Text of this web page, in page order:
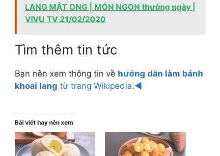
LANG MẬT ONG | MÓN NGON thường ngày |
VIVU TV 21/02/2020
Tìm thêm tin tức
Bạn nên xem thông tin về hướng dẫn làm bánh
khoai lang từ trang Wikipedia.◄
Bài viết hay nên xem